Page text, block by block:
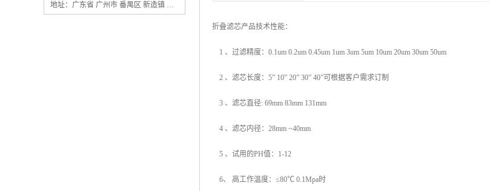
地址：广东省 广州市 番禺区 新造镇 新造镇石角咀街4号三楼之一
折叠滤芯产品技术性能：
1 、过滤精度：0.1um 0.2um 0.45um 1um 3um 5um 10um 20um 30um 50um
2 、滤芯长度：5” 10” 20” 30” 40”可根据客户需求订制
3 、滤芯直径: 69mm 83mm 131mm
4 、滤芯内径：28mm ~40mm
5 、试用的PH值：1-12
6、 高工作温度：≤80℃ 0.1Mpa时